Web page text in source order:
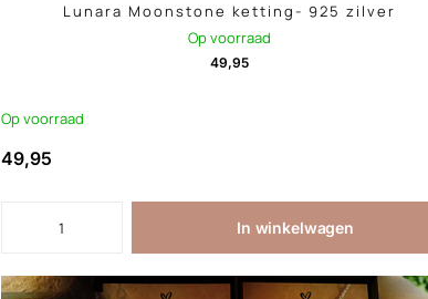
Lunara Moonstone ketting- 925 zilver
Op voorraad
49,95
Op voorraad
49,95
In winkelwagen